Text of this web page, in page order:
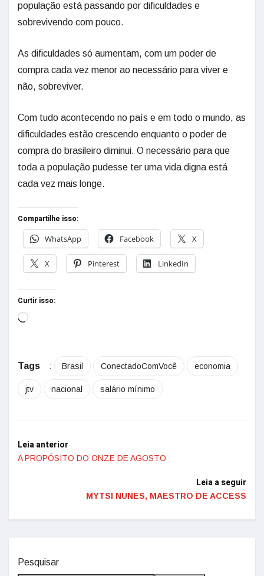
população está passando por dificuldades e
sobrevivendo com pouco.
As dificuldades só aumentam, com um poder de
compra cada vez menor ao necessário para viver e
não, sobreviver.
Com tudo acontecendo no país e em todo o mundo, as
dificuldades estão crescendo enquanto o poder de
compra do brasileiro diminui. O necessário para que
toda a população pudesse ter uma vida digna está
cada vez mais longe.
Compartilhe isso:
WhatsApp
Facebook X
X Pinterest LinkedIn
Curtir isso:
Tags : Brasil ConectadoComVocê economia
jtv nacional salário mínimo
Leia anterior
A PROPÓSITO DO ONZE DE AGOSTO
Leia a seguir
MYTSI NUNES, MAESTRO DE ACCESS
Pesquisar